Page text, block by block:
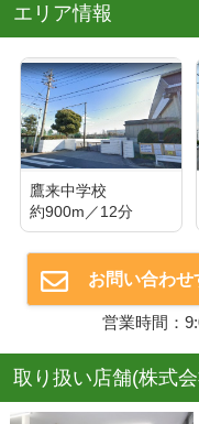
エリア情報
鷹来中学校
約900m／12分
お問い合わせ
営業時間：
取り扱い店舗(株式